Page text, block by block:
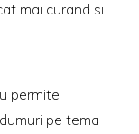
mai curand si
permite
pe tema